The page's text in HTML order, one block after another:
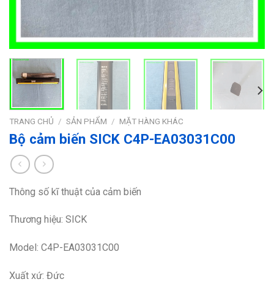
TRANG CHỦ / SẢN PHẨM / MẶT HÀNG KHÁC
Bộ cảm biến SICK C4P-EA03031C00
Thông số kĩ thuật của cảm biến
Thương hiệu: SICK
Model: C4P-EA03031C00
Xuất xứ: Đức